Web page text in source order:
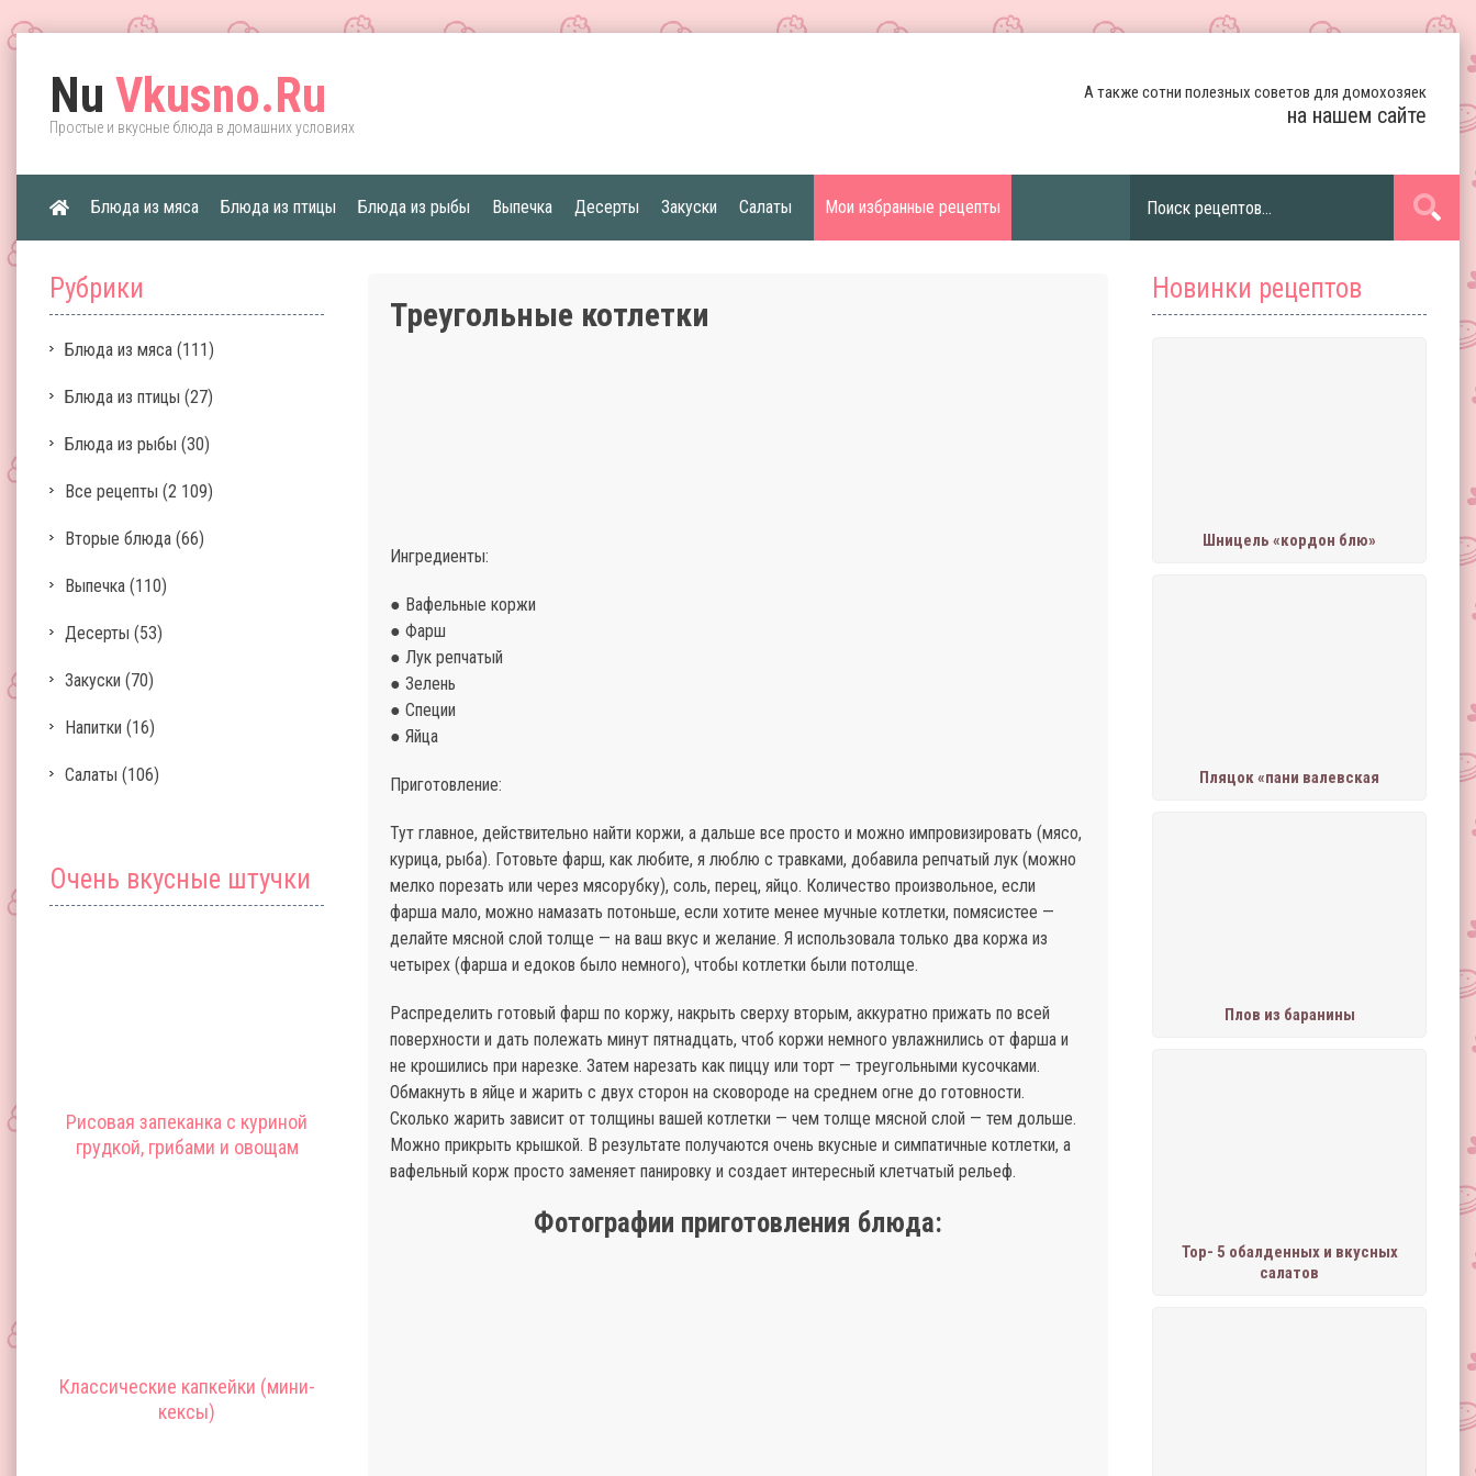
Nu Vkusno.Ru
Простые и вкусные блюда в домашних условиях
А также сотни полезных советов для домохозяек
на нашем сайте
Блюда из мяса Блюда из птицы Блюда из рыбы Выпечка Десерты Закуски Салаты Мои избранные рецепты
Рубрики
Блюда из мяса (111)
Блюда из птицы (27)
Блюда из рыбы (30)
Все рецепты (2 109)
Вторые блюда (66)
Выпечка (110)
Десерты (53)
Закуски (70)
Напитки (16)
Салаты (106)
Очень вкусные штучки
Рисовая запеканка с куриной
грудкой, грибами и овощам
Классические капкейки (мини-
кексы)
Новинки рецептов
Шницель «кордон блю»
Пляцок «пани валевская
Плов из баранины
Тор- 5 обалденных и вкусных
салатов
Треугольные котлетки
Ингредиенты:
● Вафельные коржи
● Фарш
● Лук репчатый
● Зелень
● Специи
● Яйца
Приготовление:
Тут главное, действительно найти коржи, а дальше все просто и можно импровизировать (мясо,
курица, рыба). Готовьте фарш, как любите, я люблю с травками, добавила репчатый лук (можно
мелко порезать или через мясорубку), соль, перец, яйцо. Количество произвольное, если
фарша мало, можно намазать потоньше, если хотите менее мучные котлетки, помясистее —
делайте мясной слой толще — на ваш вкус и желание. Я использовала только два коржа из
четырех (фарша и едоков было немного), чтобы котлетки были потолще.
Распределить готовый фарш по коржу, накрыть сверху вторым, аккуратно прижать по всей
поверхности и дать полежать минут пятнадцать, чтоб коржи немного увлажнились от фарша и
не крошились при нарезке. Затем нарезать как пиццу или торт — треугольными кусочками.
Обмакнуть в яйце и жарить с двух сторон на сковороде на среднем огне до готовности.
Сколько жарить зависит от толщины вашей котлетки — чем толще мясной слой — тем дольше.
Можно прикрыть крышкой. В результате получаются очень вкусные и симпатичные котлетки, а
вафельный корж просто заменяет панировку и создает интересный клетчатый рельеф.
Фотографии приготовления блюда: